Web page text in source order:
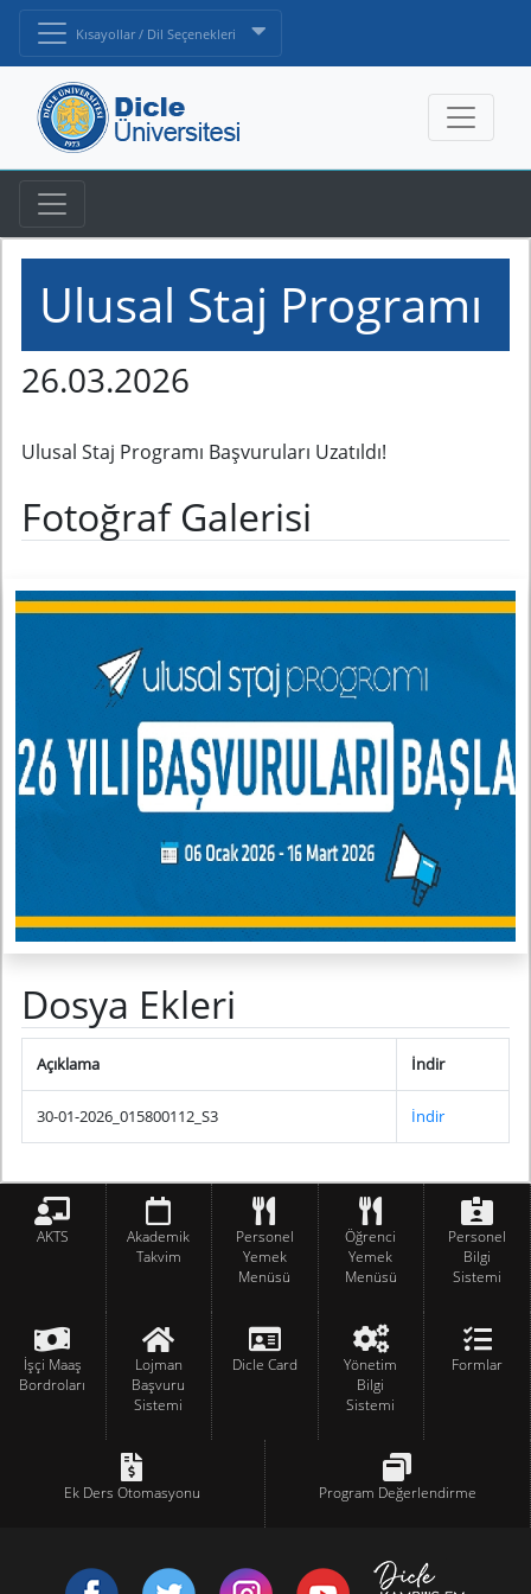
Kısayollar / Dil Seçenekleri
Ulusal Staj Programı
26.03.2026
Ulusal Staj Programı Başvuruları Uzatıldı!
Fotoğraf Galerisi
Dosya Ekleri
Açıklama İndir
30-01-2026_015800112_S3 İndir
AKTS
Akademik
Takvim
Personel
Yemek
Menüsü
Öğrenci
Yemek
Menüsü
Personel
Bilgi
Sistemi
İşçi Maaş
Bordroları
Lojman
Başvuru
Sistemi
Dicle Card
Yönetim
Bilgi
Sistemi
Formlar
Ek Ders Otomasyonu Program Değerlendirme